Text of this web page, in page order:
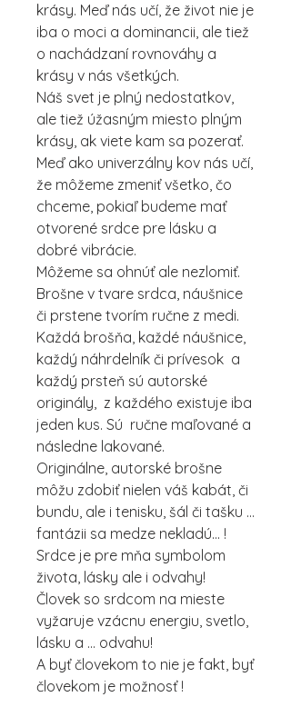
krásy. Meď nás učí, že život nie je
iba o moci a dominancii, ale tiež
o nachádzaní rovnováhy a
krásy v nás všetkých.
Náš svet je plný nedostatkov,
ale tiež úžasným miesto plným
krásy, ak viete kam sa pozerať.
Meď ako univerzálny kov nás učí,
že môžeme zmeniť všetko, čo
chceme, pokiaľ budeme mať
otvorené srdce pre lásku a
dobré vibrácie.
Môžeme sa ohnúť ale nezlomiť.
Brošne v tvare srdca, náušnice
či prstene tvorím ručne z medi.
Každá brošňa, každé náušnice,
každý náhrdelník či prívesok a
každý prsteň sú autorské
originály, z každého existuje iba
jeden kus. Sú ručne maľované a
následne lakované.
Originálne, autorské brošne
môžu zdobiť nielen váš kabát, či
bundu, ale i tenisku, šál či tašku ...
fantázii sa medze nekladú... !
Srdce je pre mňa symbolom
života, lásky ale i odvahy!
Človek so srdcom na mieste
vyžaruje vzácnu energiu, svetlo,
lásku a ... odvahu!
A byť človekom to nie je fakt, byť
človekom je možnosť !